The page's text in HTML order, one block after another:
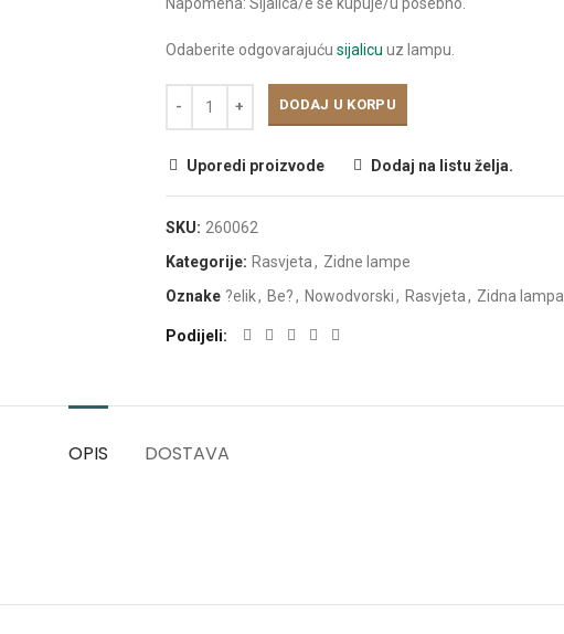
Odaberite odgovarajuću sijalicu uz lampu.
DODAJ U KORPU
Uporedi proizvode Dodaj na listu želja.
SKU: 260062
Kategorije: Rasvjeta, Zidne lampe
Oznake ?elik, Be?, Nowodvorski, Rasvjeta, Zidna lampa
Podijeli
OPIS DOSTAVA